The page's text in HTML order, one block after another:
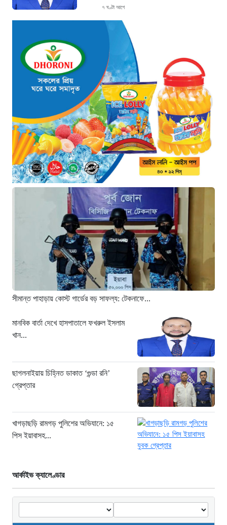
৭ ঘণ্টা আগে
ছাগলনাইয়ায় চিহ্নিত ডাকাত ‘গুন্ডা রনি’
৭ ঘণ্টা আগে
দৈনিক ৫শ টাকা মজুরীর দাবীতে বড়লেখায় চা
শ্রমিকদের গণবিক্ষোভ
৭ ঘণ্টা আগে
গ্রিসের উপকূলে ১৬৮ অভিবাসী উদ্ধার:
ভেতরে ৭২ বাংলাদেশি
৮ ঘণ্টা আগে
“১/১১-তে তারেক রহমানকে আয়নাঘরে বন্দি
রাখা হয়: চিফ প্রসিকিউটর”
৮ ঘণ্টা আগে
ডিজিএফআইয়ের ‘আয়নাঘর’ পরিদর্শনে
আন্তর্জাতিক অপরাধ ট্রাইব্যুনালের বিচারক
দল
৯ ঘণ্টা আগে
জুলাই জাদুঘরে দলীয় ইতিহাসের ঠাঁই হবে না:
নাহিদ ইসলাম
৯ ঘণ্টা আগে
সীমান্ত পাহাড়ায় কোস্ট গার্ডের বড় সাফল্য: টেকনাফে...
মানবিক বার্তা দেখে হাসপাতালে ফখরুল ইসলাম
খান...
ছাগলনাইয়ায় চিহ্নিত ডাকাত ‘গুন্ডা রনি’
গ্রেপ্তার
খাগড়াছড়ি রামগড় পুলিশের অভিযানে: ১৫
পিস ইয়াবাসহ...
আর্কাইভ ক্যালেণ্ডার